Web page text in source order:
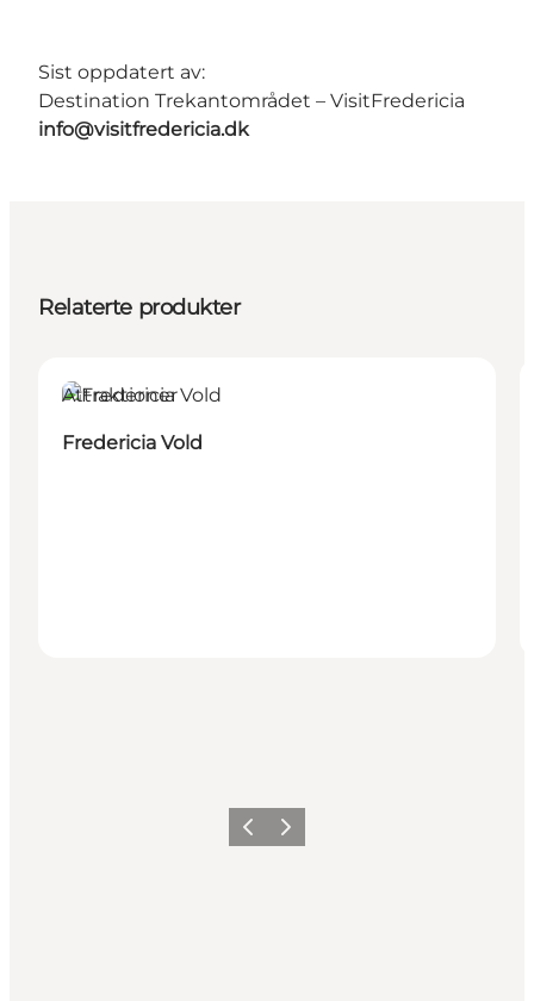
Sist oppdatert av:
Destination Trekantområdet – VisitFredericia
info@visitfredericia.dk
Relaterte produkter
Attraktioner
Fredericia Vold
ForrigeNeste